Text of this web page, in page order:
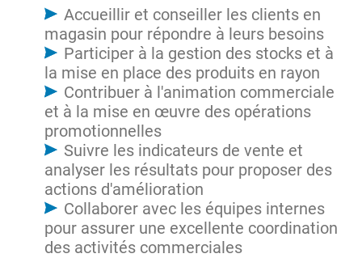
Accueillir et conseiller les clients en
magasin pour répondre à leurs besoins
Participer à la gestion des stocks et à
la mise en place des produits en rayon
Contribuer à l'animation commerciale
et à la mise en œuvre des opérations
promotionnelles
Suivre les indicateurs de vente et
analyser les résultats pour proposer des
actions d'amélioration
Collaborer avec les équipes internes
pour assurer une excellente coordination
des activités commerciales